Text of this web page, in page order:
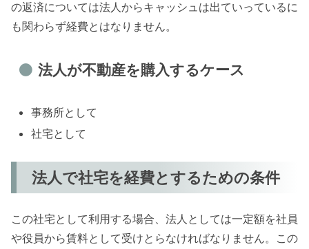
の返済については法人からキャッシュは出ていっているに
も関わらず経費とはなりません。
法人が不動産を購入するケース
事務所として
社宅として
法人で社宅を経費とするための条件
この社宅として利用する場合、法人としては一定額を社員
や役員から賃料として受けとらなければなりません。この